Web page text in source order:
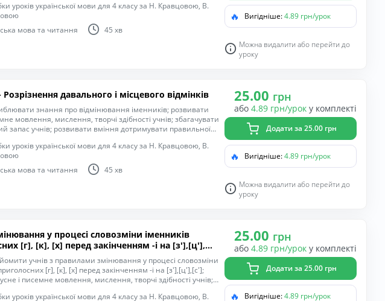
процесу, виконувати розумові операції й практичні дії;
навички письма, пригадати правила оформлення
компетентність спілкуватися рідною мовою;
старанність, інтерес до навчання.
уроків української мови для 4 класу за Н. Кравцовою, В.
мова та читання
45 хв
🔥 Вигідніше:4.89 грн/урок
Можна видалити або перейти до
уроку
давального і місцевого відмінків
знання про відмінювання іменників; розвивати
мовлення, мислення, творчі здібності учнів; збагачувати
запас учнів; розвивати вміння дотримувати правильної
розумові операції й практичні дії; удосконалювати
пригадати правила оформлення речень; формувати
спілкуватися рідною мовою; виховувати уважність,
інтерес до навчання.
уроків української мови для 4 класу за Н. Кравцовою, В.
мова та читання
45 хв
25.00 грн
або 4.89 грн/урок у комплекті
Додати за 25.00 грн
🔥 Вигідніше:4.89 грн/урок
Можна видалити або перейти до
уроку
у процесі словозміни іменників
[г], [к], [х] перед закінченням -і на [з′],[ц′],
учнів з правилами змінювання у процесі словозміни
[г], [к], [х] перед закінченням -і на [з′],[ц′],[с′];
і писемне мовлення, мислення, творчі здібності учнів;
постави, здатність співпрацювати з іншими учасниками
уроків української мови для 4 класу за Н. Кравцовою, В.
25.00 грн
або 4.89 грн/урок у комплекті
Додати за 25.00 грн
🔥 Вигідніше:4.89 грн/урок